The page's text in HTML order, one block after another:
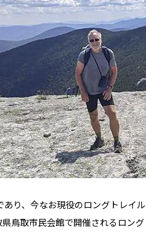
あり、今なお現役のロングトレイ
鳥取市民会館で開催されるロン